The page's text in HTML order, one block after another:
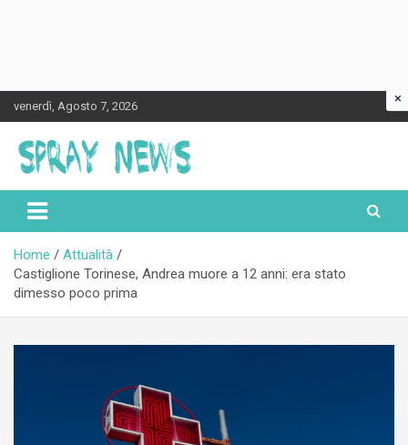
to
content
venerdì, Agosto 7, 2026
Spraynews.it
Home
Attualità
Castiglione Torinese, Andrea muore a 12 anni: era stato
dimesso poco prima
×